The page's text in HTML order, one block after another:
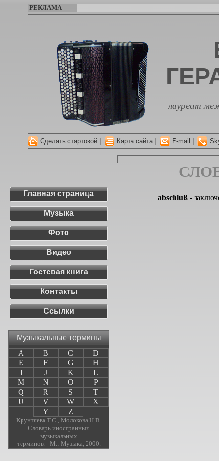
РЕКЛАМА
лауреат
Сделать стартовой Карта сайта E-mail
Главная страница
Музыка
Фото
Видео
Гостевая книга
Контакты
Ссылки
Музыкальные термины
A
B C
D
E
F G
H
I
J K
L
M
N O
P
Q
R S
T
U
V W
X
Y
Z
Крунтяева Т.С., Молокова Н.В.
Словарь иностранных
музыкальных
терминов. - М.: Музыка, 2000.
abschluß -